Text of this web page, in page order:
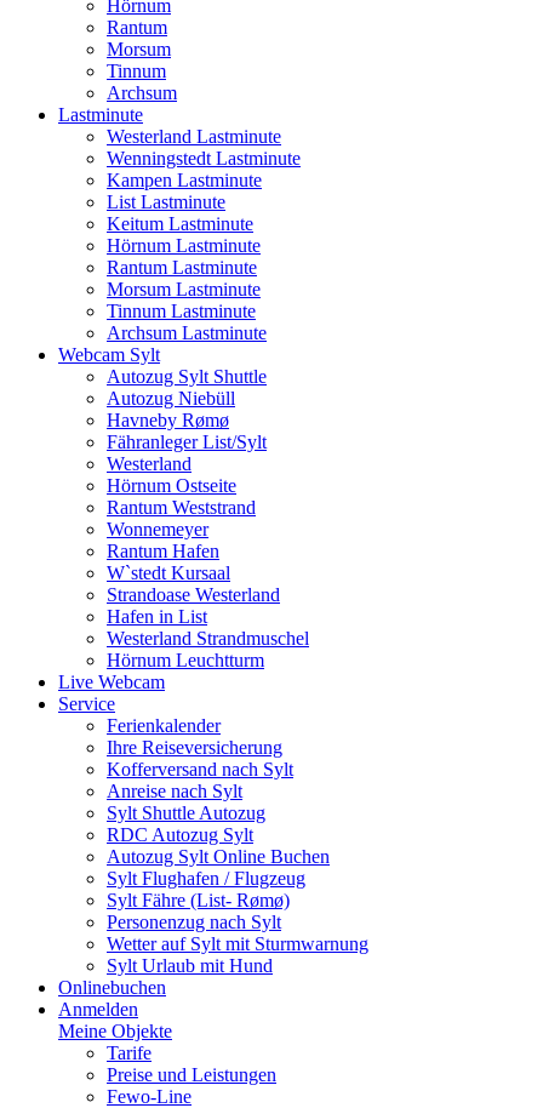
Hörnum
Rantum
Morsum
Tinnum
Archsum
Lastminute
Westerland Lastminute
Wenningstedt Lastminute
Kampen Lastminute
List Lastminute
Keitum Lastminute
Hörnum Lastminute
Rantum Lastminute
Morsum Lastminute
Tinnum Lastminute
Archsum Lastminute
Webcam Sylt
Autozug Sylt Shuttle
Autozug Niebüll
Havneby Rømø
Fähranleger List/Sylt
Westerland
Hörnum Ostseite
Rantum Weststrand
Wonnemeyer
Rantum Hafen
W`stedt Kursaal
Strandoase Westerland
Hafen in List
Westerland Strandmuschel
Hörnum Leuchtturm
Live Webcam
Service
Ferienkalender
Ihre Reiseversicherung
Kofferversand nach Sylt
Anreise nach Sylt
Sylt Shuttle Autozug
RDC Autozug Sylt
Autozug Sylt Online Buchen
Sylt Flughafen / Flugzeug
Sylt Fähre (List- Rømø)
Personenzug nach Sylt
Wetter auf Sylt mit Sturmwarnung
Sylt Urlaub mit Hund
Onlinebuchen
Anmelden
Meine Objekte
Tarife
Preise und Leistungen
Fewo-Line